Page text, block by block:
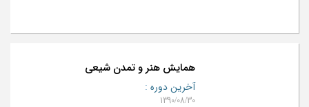
همایش هنر و تمدن شیعی
آخرین دوره :
1390/08/30